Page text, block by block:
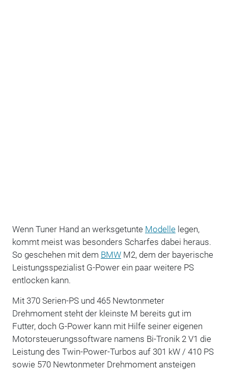
Wenn Tuner Hand an werksgetunte Modellelegen,
kommt meist was besonders Scharfes dabei heraus.
So geschehen mit dem BMWM2, dem der bayerische
Leistungsspezialist G-Power ein paar weitere PS
entlocken kann.
Mit 370 Serien-PS und 465 Newtonmeter
Drehmoment steht der kleinste M bereits gut im
Futter, doch G-Power kann mit Hilfe seiner eigenen
Motorsteuerungssoftware namens Bi-Tronik 2 V1 die
Leistung des Twin-Power-Turbos auf 301 kW / 410 PS
sowie 570 Newtonmeter Drehmoment ansteigen